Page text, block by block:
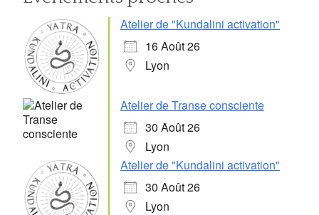
Atelier de "Kundalini activation"
16 Août 26
Lyon
Atelier de Transe consciente
30 Août 26
Lyon
Atelier de "Kundalini activation"
30 Août 26
Lyon